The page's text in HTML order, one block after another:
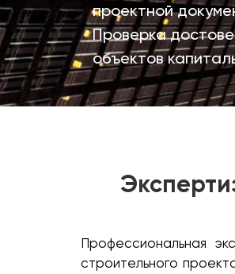
проектной
Проверка
объектов
Профессиональная
строительного